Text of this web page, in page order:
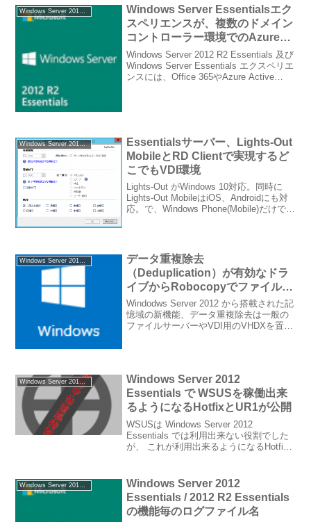
Windows Server 2012 R2 Essentials
Windows Server Essentialsエク
スペリエンスが、複数のドメイン
コントローラー環境でのAzure
Active Directory や Office365 な
どのオンラインサービスとの統合
をサポート
Windows Server 2012 R2 Essentials 及び
Windows Server Essentials エクスペリエ
ンスには、Office 365やAzure Active
Windows Server 2012 Essentials
Essentialsサーバー、Lights-Out
MobileとRD Clientで実現するど
こでもVDI環境
Lights-Out がWindows 10対応。同時に
Lights-Out MobileはiOS、Androidにも対
応。で、Windows Phone(Mobile)だけでな
Windows Server 2012 Essentials
データ重複除去
（Deduplication）が有効なドラ
イブからRobocopyでファイルを
コピーする際の注意点
Windodws Server 2012 から搭載された記
憶域の新機能、データ重複除去は一般の
ファイルサーバーやVDI用のVHDXを置く
Windows Server 2012 Essentials
Windows Server 2012
Essentials で WSUSを稼働出来
るようになるHotfixとUR1が公開
WSUSは Windows Server 2012
Essentials では利用出来ない役割でした
が、 これが利用出来るようになるHotfix
てと思っていた方も多い...
Windows Server 2012
Essentials / 2012 R2 Essentials
の機能毎のログファイル名